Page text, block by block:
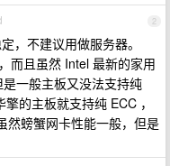
2
，不建议用做服务器。
而且虽然 Intel 最新的家用
一般主板又没法支持纯
的主板就支持纯 ECC ，
然螃蟹网卡性能一般，但是